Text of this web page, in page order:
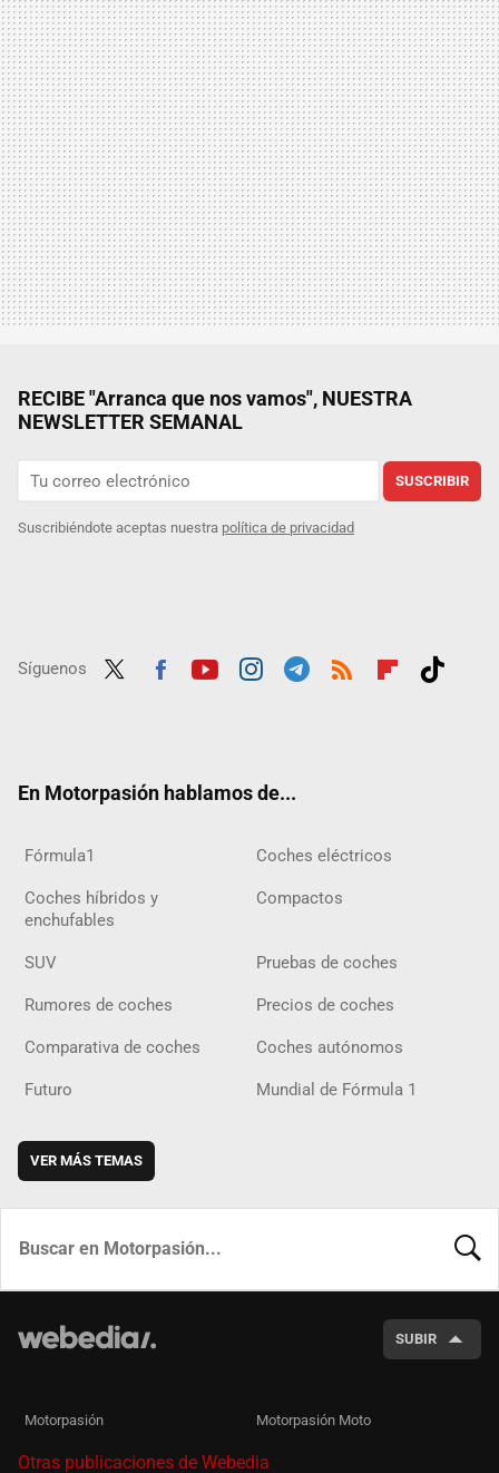
RECIBE "Arranca que nos vamos", NUESTRA
NEWSLETTER SEMANAL
SUSCRIBIR
Suscribiéndote aceptas nuestra política de privacidad
Síguenos
En Motorpasión hablamos de...
Fórmula1 Coches eléctricos
Coches híbridos y
enchufables
Compactos
SUV Pruebas de coches
Rumores de coches Precios de coches
Comparativa de coches Coches autónomos
Futuro Mundial de Fórmula 1
VER MÁS TEMAS
SUBIR
Motorpasión Motorpasión Moto
Otras publicaciones de Webedia